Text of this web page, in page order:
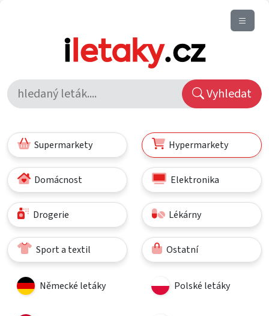
Vyhledat
Supermarkety Hypermarkety
Domácnost Elektronika
Drogerie Lékárny
Sport a textil Ostatní
Německé letáky Polské letáky